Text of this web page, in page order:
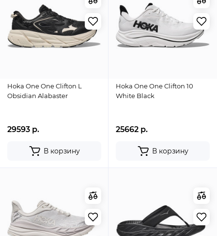
Hoka One One Clifton L
Obsidian Alabaster
29593 р.
В корзину
Hoka One One Clifton 10
White Black
25662 р.
В корзину